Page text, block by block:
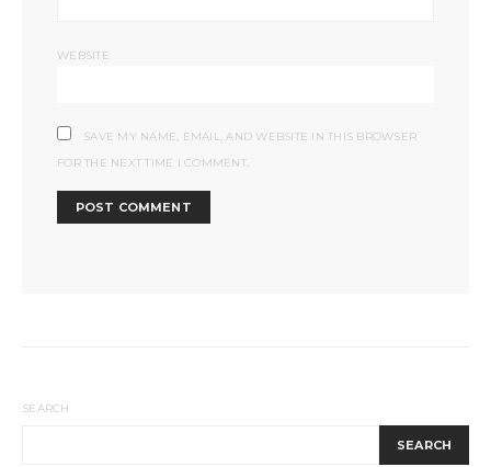
WEBSITE
SAVE MY NAME, EMAIL, AND WEBSITE IN THIS BROWSER
FOR THE NEXT TIME I COMMENT.
SEARCH
SEARCH